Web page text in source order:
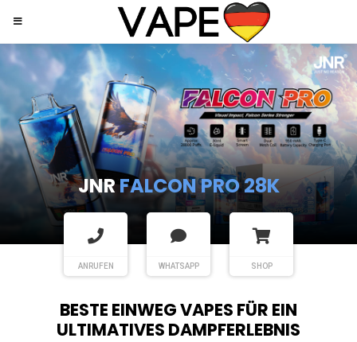
JNRSHISHA HOOKAH MAX
ANRUFEN WHATSAPP SHOP
BESTE EINWEG VAPES FÜR EIN
ULTIMATIVES DAMPFERLEBNIS